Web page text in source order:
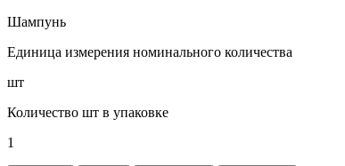
Шампунь
Единица измерения номинального количества
шт
Количество шт в упаковке
1